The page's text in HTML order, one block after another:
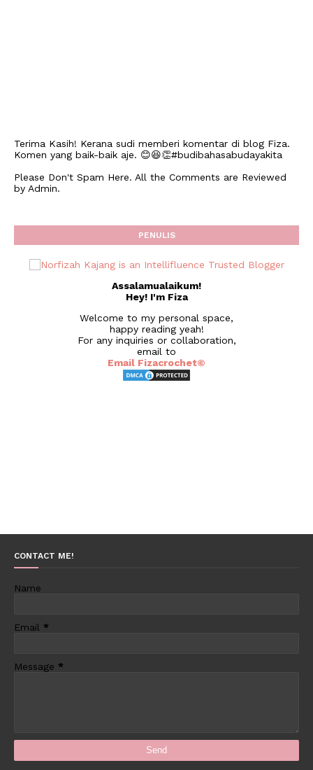
Terima Kasih! Kerana sudi memberi komentar di blog Fiza.
Komen yang baik-baik aje. 😊😆👏#budibahasabudayakita
Please Don't Spam Here. All the Comments are Reviewed
by Admin.
PENULIS
Assalamualaikum!
Hey! I'm Fiza
Welcome to my personal space,
happy reading yeah!
For any inquiries or collaboration,
email to
Email Fizacrochet©
CONTACT ME!
Name
Email *
Message *